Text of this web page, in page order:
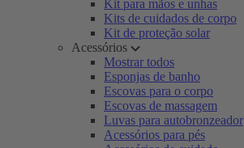
Kit para mãos e unhas
Kits de cuidados de corpo
Kit de proteção solar
Acessórios
Mostrar todos
Esponjas de banho
Escovas para o corpo
Escovas de massagem
Luvas para autobronzeador
Acessórios para pés